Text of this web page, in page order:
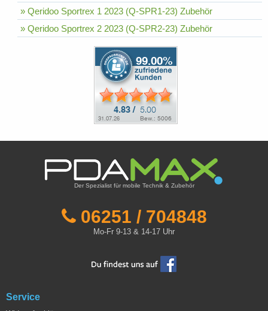
» Qeridoo Sportrex 1 2023 (Q-SPR1-23) Zubehör
» Qeridoo Sportrex 2 2023 (Q-SPR2-23) Zubehör
Der Spezialist für mobile Technik & Zubehör
06251 / 704848
Mo-Fr 9-13 & 14-17 Uhr
Service